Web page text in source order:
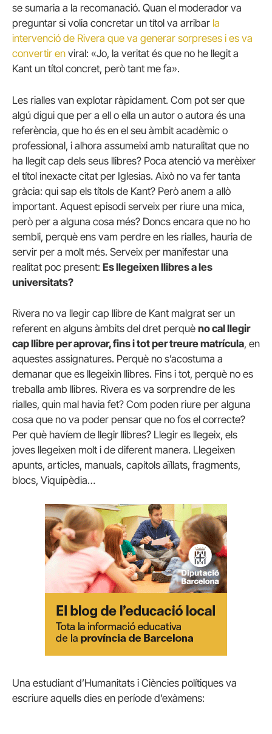
se sumaria a la recomanació. Quan el moderador va
preguntar si volia concretar un títol va arribar la
intervenció de Rivera que va generar sorpreses i es va
convertir en viral: «Jo, la veritat és que no he llegit a
Kant un títol concret, però tant me fa».
Les rialles van explotar ràpidament. Com pot ser que
algú digui que per a ell o ella un autor o autora és una
referència, que ho és en el seu àmbit acadèmic o
professional, i alhora assumeixi amb naturalitat que no
ha llegit cap dels seus llibres? Poca atenció va merèixer
el títol inexacte citat per Iglesias. Això no va fer tanta
gràcia: qui sap els títols de Kant? Però anem a allò
important. Aquest episodi serveix per riure una mica,
però per a alguna cosa més? Doncs encara que no ho
sembli, perquè ens vam perdre en les rialles, hauria de
servir per a molt més. Serveix per manifestar una
realitat poc present: Es llegeixen llibres a les
universitats?
Rivera no va llegir cap llibre de Kant malgrat ser un
referent en alguns àmbits del dret perquè no cal llegir
cap llibre per aprovar, fins i tot per treure matrícula, en
aquestes assignatures. Perquè no s’acostuma a
demanar que es llegeixin llibres. Fins i tot, perquè no es
treballa amb llibres. Rivera es va sorprendre de les
rialles, quin mal havia fet? Com poden riure per alguna
cosa que no va poder pensar que no fos el correcte?
Per què havíem de llegir llibres? Llegir es llegeix, els
joves llegeixen molt i de diferent manera. Llegeixen
apunts, articles, manuals, capítols aïllats, fragments,
blocs, Viquipèdia…
Una estudiant d’Humanitats i Ciències polítiques va
escriure aquells dies en període d’exàmens: